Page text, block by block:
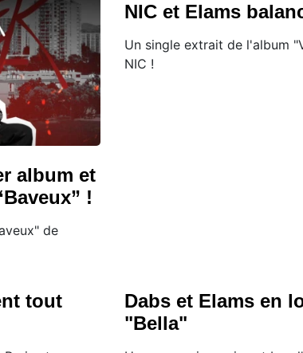
album et
!
de
NIC et Elams
Un single extrait de l'album
NIC !
tout
Dabs et Elams en
"Bella"